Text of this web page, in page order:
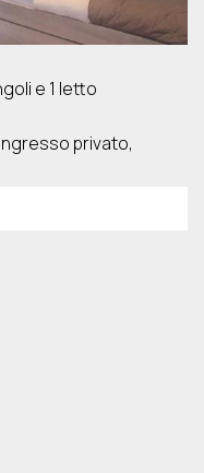
e 1 letto
privato,